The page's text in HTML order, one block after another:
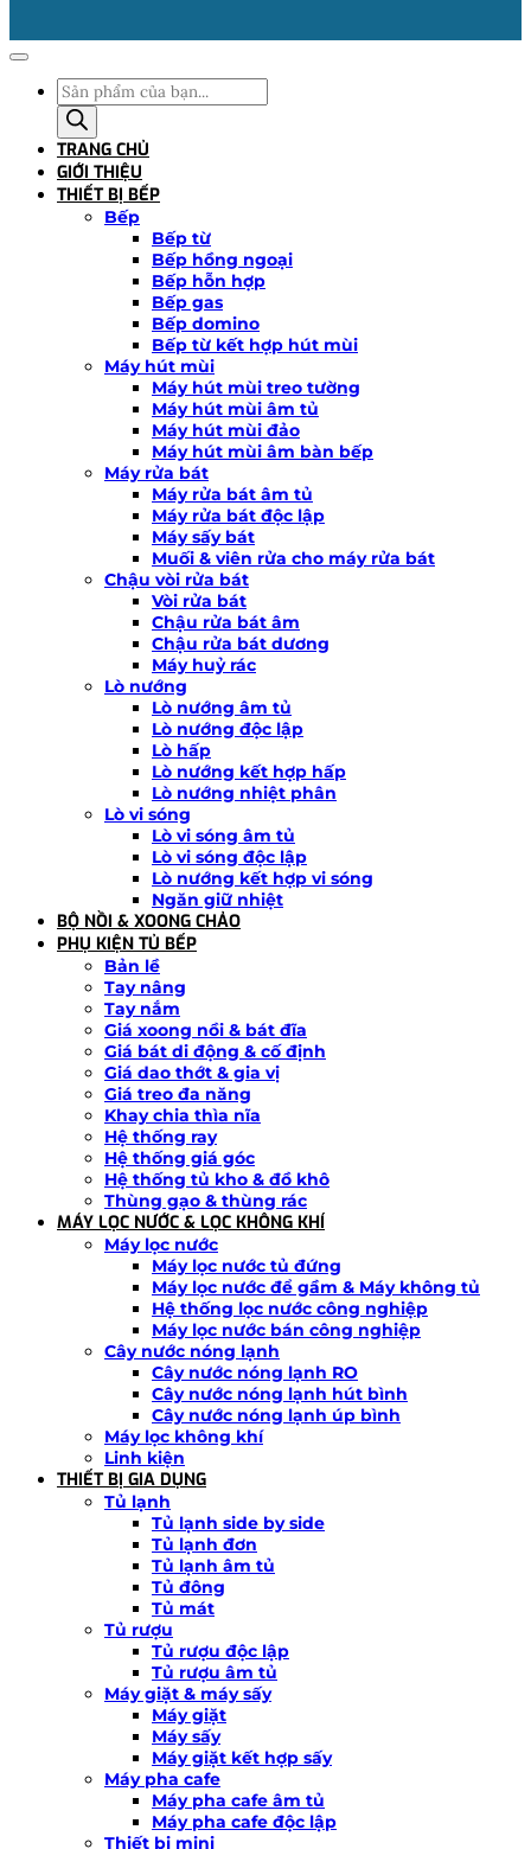
Tìm
kiếm
sản
phẩm
TRANG CHỦ
GIỚI THIỆU
THIẾT BỊ BẾP
Bếp
Bếp từ
Bếp hồng ngoại
Bếp hỗn hợp
Bếp gas
Bếp domino
Bếp từ kết hợp hút mùi
Máy hút mùi
Máy hút mùi treo tường
Máy hút mùi âm tủ
Máy hút mùi đảo
Máy hút mùi âm bàn bếp
Máy rửa bát
Máy rửa bát âm tủ
Máy rửa bát độc lập
Máy sấy bát
Muối & viên rửa cho máy rửa bát
Chậu vòi rửa bát
Vòi rửa bát
Chậu rửa bát âm
Chậu rửa bát dương
Máy huỷ rác
Lò nướng
Lò nướng âm tủ
Lò nướng độc lập
Lò hấp
Lò nướng kết hợp hấp
Lò nướng nhiệt phân
Lò vi sóng
Lò vi sóng âm tủ
Lò vi sóng độc lập
Lò nướng kết hợp vi sóng
Ngăn giữ nhiệt
BỘ NỒI & XOONG CHẢO
PHỤ KIỆN TỦ BẾP
Bản lề
Tay nâng
Tay nắm
Giá xoong nồi & bát đĩa
Giá bát di động & cố định
Giá dao thớt & gia vị
Giá treo đa năng
Khay chia thìa nĩa
Hệ thống ray
Hệ thống giá góc
Hệ thống tủ kho & đồ khô
Thùng gạo & thùng rác
MÁY LỌC NƯỚC & LỌC KHÔNG KHÍ
Máy lọc nước
Máy lọc nước tủ đứng
Máy lọc nước để gầm & Máy không tủ
Hệ thống lọc nước công nghiệp
Máy lọc nước bán công nghiệp
Cây nước nóng lạnh
Cây nước nóng lạnh RO
Cây nước nóng lạnh hút bình
Cây nước nóng lạnh úp bình
Máy lọc không khí
Linh kiện
THIẾT BỊ GIA DỤNG
Tủ lạnh
Tủ lạnh side by side
Tủ lạnh đơn
Tủ lạnh âm tủ
Tủ đông
Tủ mát
Tủ rượu
Tủ rượu độc lập
Tủ rượu âm tủ
Máy giặt & máy sấy
Máy giặt
Máy sấy
Máy giặt kết hợp sấy
Máy pha cafe
Máy pha cafe âm tủ
Máy pha cafe độc lập
Thiết bị mini